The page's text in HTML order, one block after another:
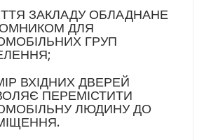
ЗАКЛАДУ ОБЛАДНАНЕ
ДЛЯ
ГРУП
ВХІДНИХ ДВЕРЕЙ
ПЕРЕМІСТИТИ
ЛЮДИНУ ДО